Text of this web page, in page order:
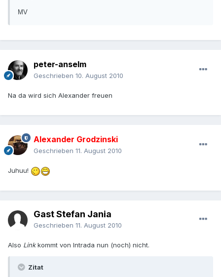
MV
peter-anselm
Geschrieben 10. August 2010
Na da wird sich Alexander freuen
Alexander Grodzinski
Geschrieben 11. August 2010
Juhuu!
Gast Stefan Jania
Geschrieben 11. August 2010
Also Linkkommt von Intrada nun (noch) nicht.
Zitat